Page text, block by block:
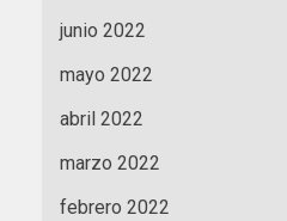
junio 2022
mayo 2022
abril 2022
marzo 2022
febrero 2022